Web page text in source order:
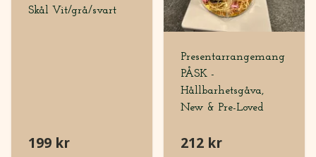
Skål Vit/grå/svart
199 kr
Presentarrangemang
PÅSK -
Hållbarhetsgåva,
New & Pre-Loved
212 kr